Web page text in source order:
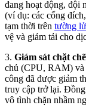
đang hoạt động, đội
(ví dụ: các cổng
tạm thời trên tường
vệ và giảm tải cho
3. Giám sát chặt
chủ (CPU, RAM) và
công đã được giảm
truy cập trở lại.
vô tình chặn nhầm